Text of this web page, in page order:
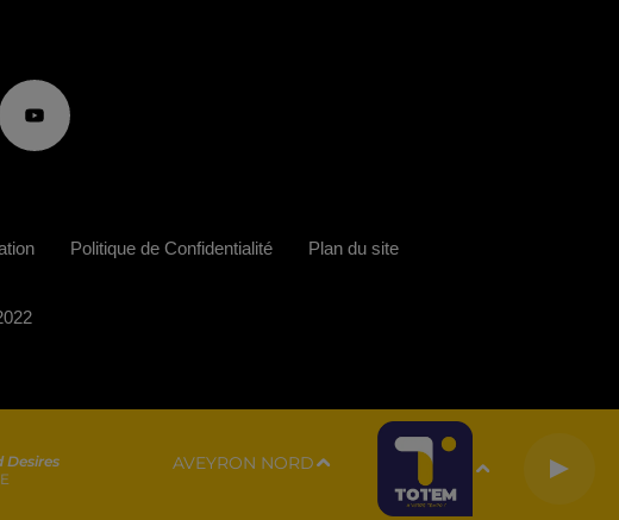
Desires
AVEYRON NORD
Politique de Confidentialité Plan du site